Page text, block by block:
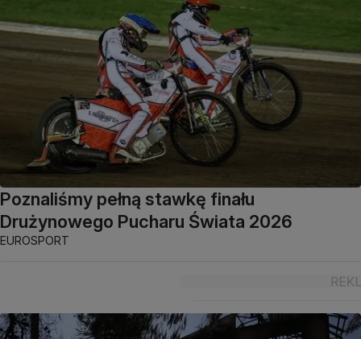
Poznaliśmy pełną stawkę finału
Drużynowego Pucharu Świata 2026
EUROSPORT